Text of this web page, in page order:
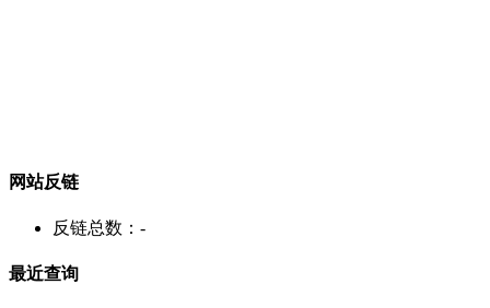
网站反链
反链总数： -
最近查询